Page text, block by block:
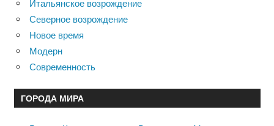
Итальянское возрождение
Северное возрождение
Новое время
Модерн
Современность
ГОРОДА МИРА